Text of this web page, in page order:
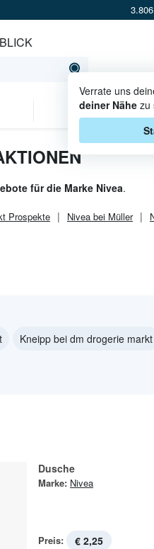
Verrate uns
deiner Nähe zu
für die Marke Nivea.
Prospekte Nivea bei Müller
Kneipp bei dm drogerie markt
Dusche
Marke: Nivea
Preis: € 2,25